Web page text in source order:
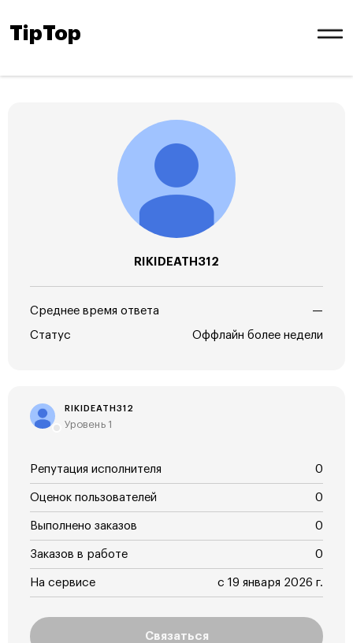
TipTop
RIKIDEATH312
Среднее время ответа —
Статус Оффлайн более недели
RIKIDEATH312
Уровень 1
Репутация исполнителя 0
Оценок пользователей 0
Выполнено заказов 0
Заказов в работе 0
На сервисе с 19 января 2026 г.
Связаться